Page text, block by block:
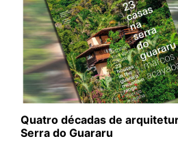
Quatro décadas de
Serra do Guararu